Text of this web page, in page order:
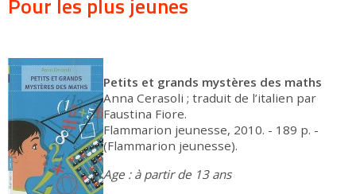
Pour les plus jeunes
Petits et grands mystères des maths
Anna Cerasoli ; traduit de l’italien par
Faustina Fiore.
Flammarion jeunesse, 2010. - 189 p. -
(Flammarion jeunesse).
Age : à partir de 13 ans